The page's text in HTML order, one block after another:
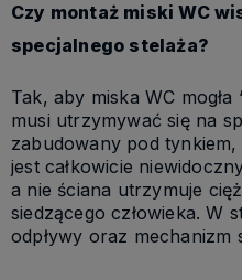
Czy montaż miski WC
specjalnego stelaża?
Tak, aby miska WC mogła
musi utrzymywać się na
zabudowany pod
jest całkowicie
a nie ściana utrzymuje
siedzącego człowieka. W
odpływy oraz mechanizm